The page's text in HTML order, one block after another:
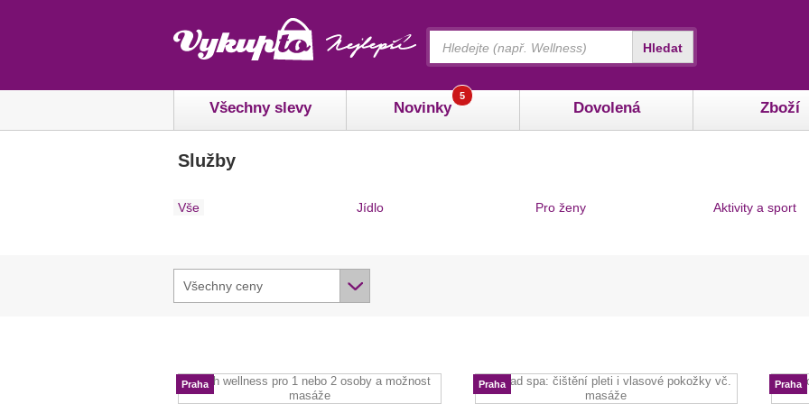
Všechny slevy Novinky
5
Dovolená Zboží
Hledat
Služby
Vše Jídlo Pro ženy Aktivity a sport
Všechny ceny
Praha Praha Praha